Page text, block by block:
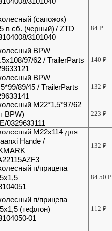
(сапожок)
в сб. (черный) / ZTD
3101040
84₽
BPW
97/62 / TrailerParts
140₽
BPW
89/45 / TrailerParts
132₽
М22*1,5*97/62
BPW)
0329633111
223₽
М22х114 для
Hande /
132₽
п/прицепа
84.50₽
п/прицепа
(тефлон)
01
112₽